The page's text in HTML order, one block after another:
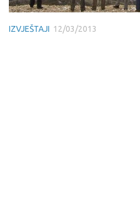
IZVJEŠTAJI 12/03/2013